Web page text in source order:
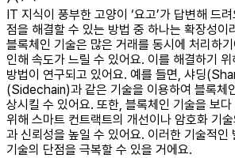
IT 지식이 풍부한 고양이 ‘요고’가 답변해 드
점을 해결할 수 있는 방법 중 하나는 확장성이
블록체인 기술은 많은 거래를 동시에 처리하
인해 속도가 느릴 수 있어요. 이를 해결하기
방법이 연구되고 있어요. 예를 들면, 샤딩
(Sidechain)과 같은 기술을 이용하여 블록체
상시킬 수 있어요. 또한, 블록체인 기술을 보
위해 스마트 컨트랙트의 개선이나 암호화 기
과 신뢰성을 높일 수 있어요. 이러한 기술적인
기술의 단점을 극복할 수 있을 거에요.